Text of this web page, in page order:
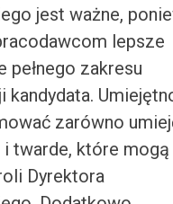
jest ważne,
lepsze
pełnego zakresu
kandydata.
zarówno
i twarde, które mogą
Dyrektora